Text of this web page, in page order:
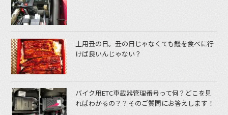
土用丑の日。丑の日じゃなくても鰻を食べに行
けば良いんじゃない？
バイク用ETC車載器管理番号って何？どこを見
ればわかるの？？そのご質問にお答えします！